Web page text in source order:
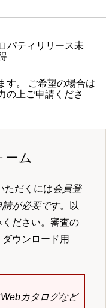
パティリリース未
す。 ご希望の場合は
の上ご申請くださ
ーム
ただくには会員登
が必要です。以
ください。審査の
ウンロード用
カタログなど